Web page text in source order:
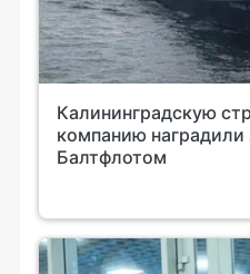
Калининградскую
компанию наградили
Балтфлотом